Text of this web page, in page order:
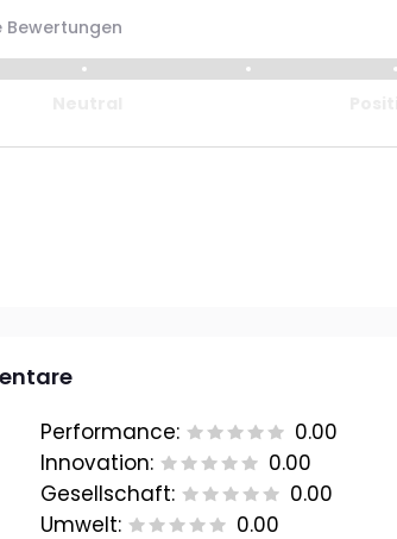
Bewertungen
Performance:
0.00
Innovation:
0.00
Gesellschaft:
0.00
Umwelt:
0.00